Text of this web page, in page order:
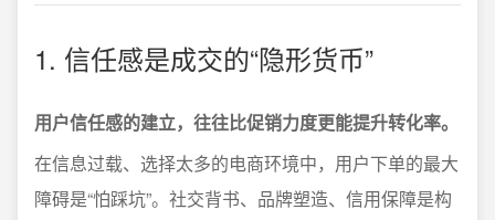
1. 信任感是成交的“隐形货币”
用户信任感的建立，往往比促销力度更能提升转化率。
在信息过载、选择太多的电商环境中，用户下单的最大
障碍是“怕踩坑”。社交背书、品牌塑造、信用保障是构